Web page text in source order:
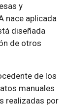
y
nace aplicada
diseñada
de otros
de los
manuales
realizadas por